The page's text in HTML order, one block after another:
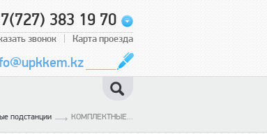
383 19 70
звонок Карта проезда
подстанции КОМПЛЕКТНЫЕ...